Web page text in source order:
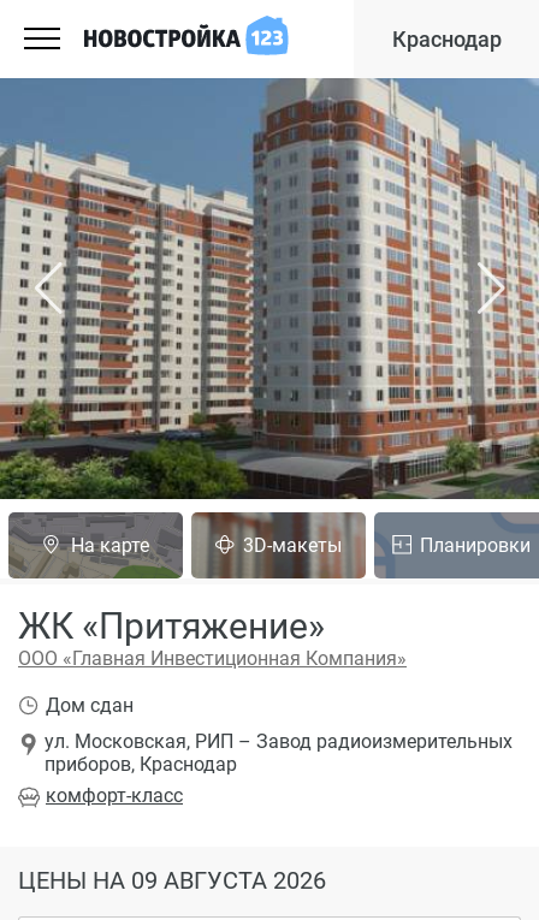
Краснодар
На карте 3D-макеты Планировки
ЖК «Притяжение»
ООО «Главная Инвестиционная Компания»
комфорт-класс
ул. Московская, РИП – Завод радиоизмерительных
приборов, Краснодар
Дом сдан
ЦЕНЫ НА 09 АВГУСТА 2026